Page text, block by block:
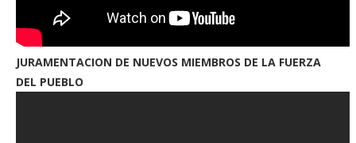
JURAMENTACION DE NUEVOS MIEMBROS DE LA FUERZA
DEL PUEBLO